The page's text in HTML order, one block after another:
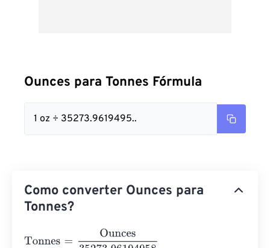
Ounces para Tonnes Fórmula
1 oz ÷ 35273.9619495..
Como converter Ounces para
Tonnes?
Tonnes 35273.96194958